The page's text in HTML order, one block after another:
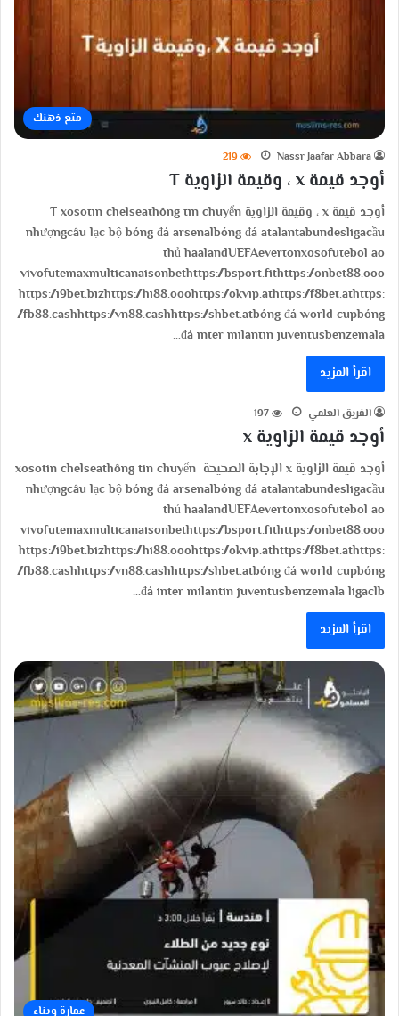
متع ذهنك
Nassr Jaafar Abbara
219
أوجد قيمة x ، وقيمة الزاوية T
أوجد قيمة x ، وقيمة الزاوية T xosotin chelseathông tin chuyển
nhượngcâu lạc bộ bóng đá arsenalbóng đá atalantabundesligacầu
thủ haalandUEFAevertonxosofutebol ao
vivofutemaxmulticanaisonbethttps://bsport.fithttps://onbet88.ooo
https://i9bet.bizhttps://hi88.ooohttps://okvip.athttps://f8bet.athttps:
//fb88.cashhttps://vn88.cashhttps://shbet.atbóng đá world cupbóng
đá inter milantin juventusbenzemala…
اقرأ المزيد
الفريق العلمي 197
أوجد قيمة الزاوية x
أوجد قيمة الزاوية x الإجابة الصحيحة xosotin chelseathông tin chuyển
nhượngcâu lạc bộ bóng đá arsenalbóng đá atalantabundesligacầu
thủ haalandUEFAevertonxosofutebol ao
vivofutemaxmulticanaisonbethttps://bsport.fithttps://onbet88.ooo
https://i9bet.bizhttps://hi88.ooohttps://okvip.athttps://f8bet.athttps:
//fb88.cashhttps://vn88.cashhttps://shbet.atbóng đá world cupbóng
đá inter milantin juventusbenzemala ligaclb…
اقرأ المزيد
عمارة وبناء